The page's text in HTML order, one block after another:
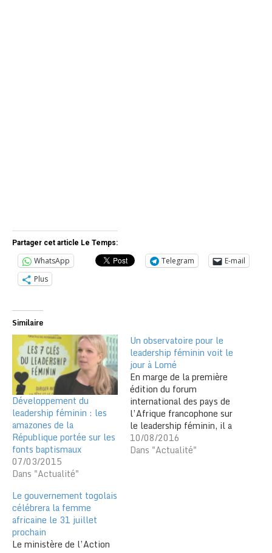
Partager cet article Le Temps:
WhatsApp Telegram
E-mail
Plus
Similaire
Développement du
leadership féminin : les
amazones de la
République portée sur les
fonts baptismaux
07/03/2015
Dans "Actualité"
Un observatoire pour le
leadership féminin voit le
jour à Lomé
En marge de la première
édition du forum
international des pays de
l’Afrique francophone sur
le leadership féminin, il a
été mis sur pied à Lomé
un observatoire
10/08/2016
Dans "Actualité"
Le gouvernement togolais
célébrera la femme
africaine le 31 juillet
prochain
Le ministère de l’Action